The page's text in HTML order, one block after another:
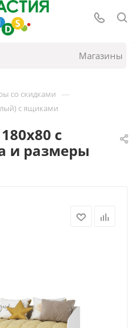
Магазины
со скидками —
с ящиками
с
и размеры